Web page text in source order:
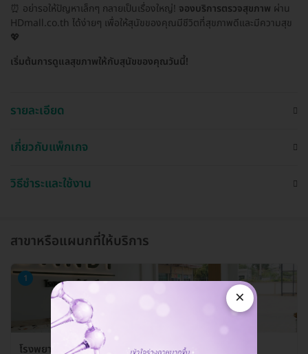
⏰ อย่ารอให้ปัญหาเล็กๆ กลายเป็นเรื่องใหญ่! จองบริการตรวจสุขภาพ ผ่าน
HDmall.co.th ได้ง่ายๆ เพื่อให้สุนัขของคุณมีชีวิตที่สุขภาพดีและมีความสุข
💖
เริ่มต้นการดูแลสุขภาพให้กับสุนัขของคุณวันนี้!
รายละเอียด
เกี่ยวกับแพ็กเกจ
วิธีชำระและใช้งาน
สาขาหรือแผนกที่ให้บริการ
1
โรงพยาบาลสัตว์แสนดี 24 ชั่วโมง สาขาพระราม 2-
×